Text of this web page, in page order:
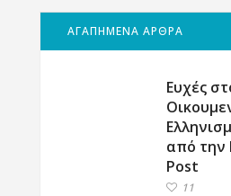
ΑΓΑΠΗΜΕΝΑ ΑΡΘΡΑ
Ευχές
από την
Post
11